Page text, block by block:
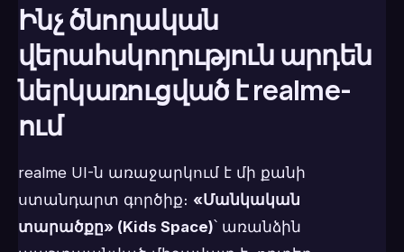
Ինչ ծնողական
վերահսկողություն արդեն
ներկառուցված է realme-
ում
realme UI-ն առաջարկում է մի քանի
ստանդարտ գործիք։ «Մանկական
տարածքը» (Kids Space)՝ առանձին